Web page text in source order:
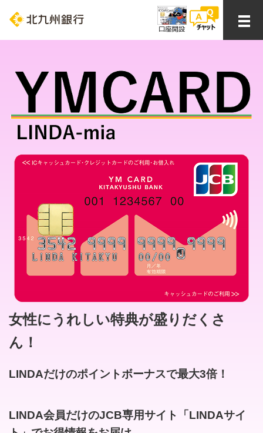
女性にうれしい特典が盛りだくさ
ん！
LINDAだけのポイントボーナスで最大3倍！
LINDA会員だけのJCB専用サイト「LINDAサイ